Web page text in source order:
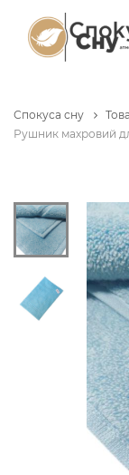
Спокуса сну
Рушник махровий